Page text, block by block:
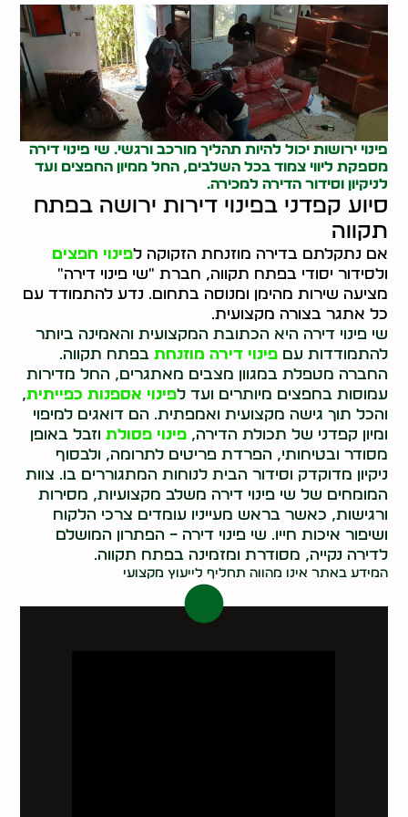
פינוי ירושות יכול להיות תהליך מורכב ורגשי. שי פינוי דירה
מספקת ליווי צמוד בכל השלבים, החל ממיון החפצים ועד
לניקיון וסידור הדירה למכירה.
סיוע קפדני בפינוי דירות ירושה בפתח
תקווה
אם נתקלתם בדירה מוזנחת הזקוקה לפינוי חפצים
ולסידור יסודי בפתח תקווה, חברת "שי פינוי דירה"
מציעה שירות מהימן ומנוסה בתחום. נדע להתמודד עם
כל אתגר בצורה מקצועית.
שי פינוי דירה היא הכתובת המקצועית והאמינה ביותר
להתמודדות עםפינוי דירה מוזנחת בפתח תקווה.
החברה מטפלת במגוון מצבים מאתגרים, החל מדירות
עמוסות בחפצים מיותרים ועד לפינוי אספנות כפייתית,
והכל תוך גישה מקצועית ואמפתית. הם דואגים למיפוי
ומיון קפדני של תכולת הדירה,פינוי פסולת וזבל באופן
מסודר ובטיחותי, הפרדת פריטים לתרומה, ולבסוף
ניקיון מדוקדק וסידור הבית לנוחות המתגוררים בו. צוות
המומחים של שי פינוי דירה משלב מקצועיות, מסירות
ורגישות, כאשר בראש מעייניו עומדים צרכי הלקוח
ושיפור איכות חייו. שי פינוי דירה – הפתרון המושלם
לדירה נקייה, מסודרת ומזמינה בפתח תקווה.
המידע באתר אינו מהווה תחליף לייעוץ מקצועי